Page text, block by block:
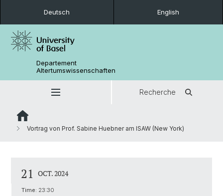
Deutsch English
Departement
Altertumswissenschaften
Recherche
Vortrag von Prof. Sabine Huebner am ISAW (New York)
21 OCT. 2024
Time: 23:30